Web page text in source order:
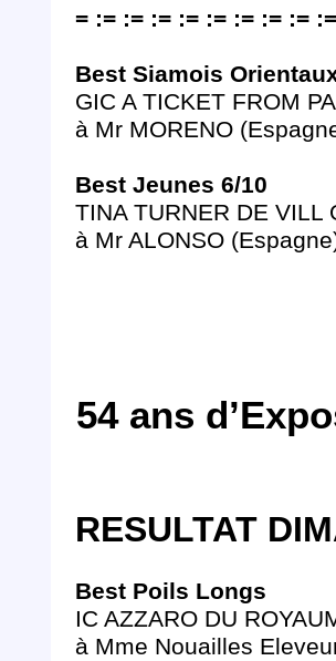
= := := := := := := := :=
Best Siamois
GIC A TICKET FROM
à Mr MORENO
Best Jeunes 6/10
TINA TURNER DE
à Mr ALONSO
54 ans
RESULTAT
Best Poils Longs
IC AZZARO DU
à Mme Nouailles